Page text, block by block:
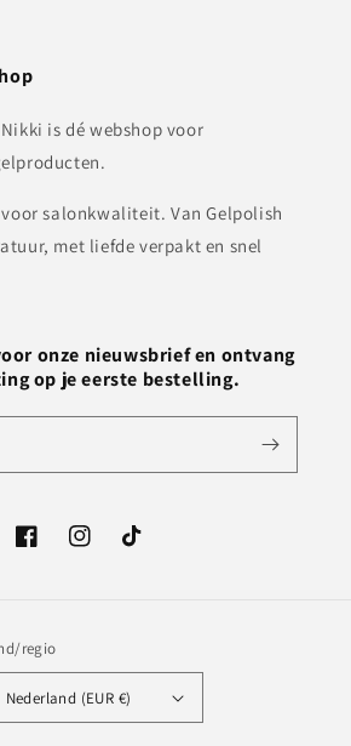
is dé webshop voor
salonkwaliteit. Van Gelpolish
met liefde verpakt en snel
onze nieuwsbrief en ontvang
op je eerste bestelling.
FacebookInstagramTikTok
regio
Nederland (EUR €)